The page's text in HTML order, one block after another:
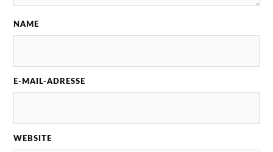
NAME
E-MAIL-ADRESSE
WEBSITE